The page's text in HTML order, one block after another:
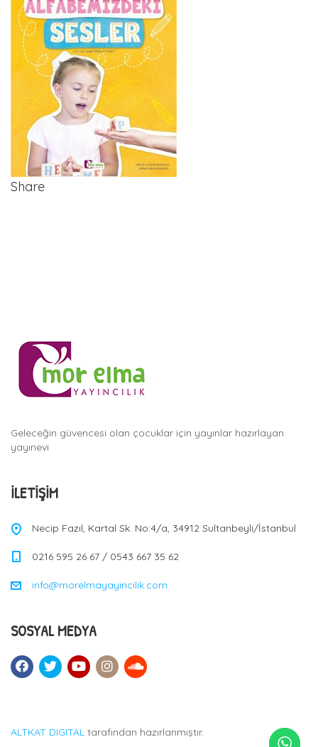
Share
Geleceğin güvencesi olan çocuklar için yayınlar hazırlayan
yayınevi
İLETIŞIM
Necip Fazıl, Kartal Sk. No:4/a, 34912 Sultanbeyli/İstanbul
0216 595 26 67 / 0543 667 35 62
info@morelmayayincilik.com
SOSYAL MEDYA
ALTKAT DIGITAL tarafından hazırlanmıştır.